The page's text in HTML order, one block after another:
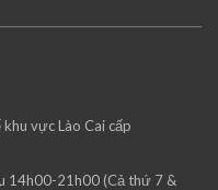
vực Lào Cai cấp
14h00-21h00 (Cả thứ 7 &